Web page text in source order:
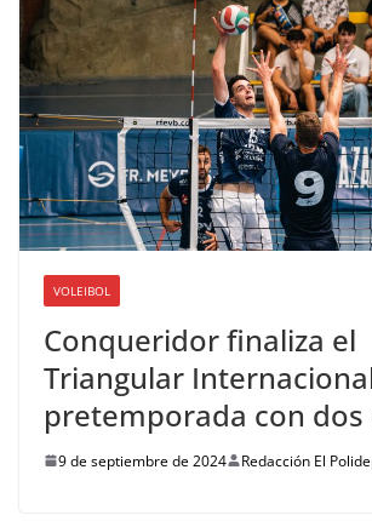
VOLEIBOL
Conqueridor finaliza el
Triangular
pretemporada con
9 de septiembre de 2024 Redacción El